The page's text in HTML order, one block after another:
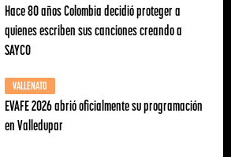
Hace 80 años Colombia decidió proteger a
quienes escriben sus canciones creando a
SAYCO
VALLENATO
EVAFE 2026 abrió oficialmente su programación
en Valledupar